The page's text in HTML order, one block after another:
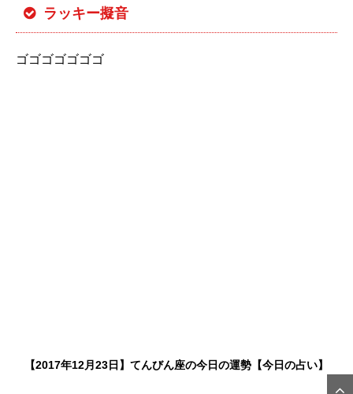
ラッキー擬音
ゴゴゴゴゴゴゴ
【2017年12月23日】てんびん座の今日の運勢【今日の占い】